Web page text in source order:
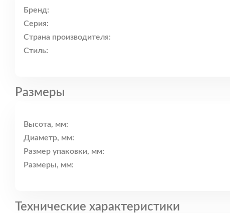
Бренд:
Серия:
Страна производителя:
Стиль:
Размеры
Высота, мм:
Диаметр, мм:
Размер упаковки, мм:
Размеры, мм:
Технические характеристики